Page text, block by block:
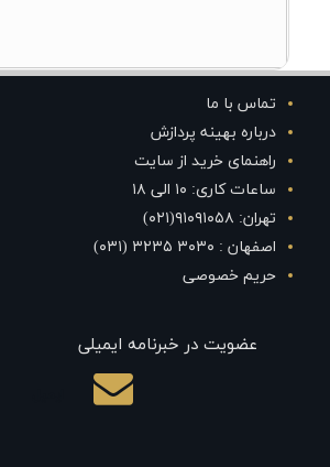
تماس با ما
درباره بهینه پردازش
راهنمای خرید از سایت
ساعات کاری: ۱۰ الی ۱۸
تهران: ۹۱۰۹۱۰۵۸(۰۲۱)
اصفهان : ۳۰۳۰ ۳۲۳۵ (۰۳۱)
حریم خصوصی
عضویت در خبرنامه ایمیلی